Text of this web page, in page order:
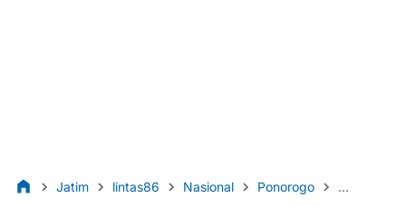
Jatim lintas86 Nasional Ponorogo Sosial